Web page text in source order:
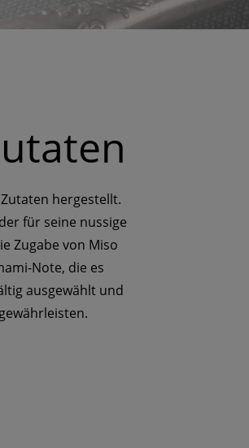
hergestellt.
für seine nussige
Zugabe von Miso
Note, die es
ausgewählt und